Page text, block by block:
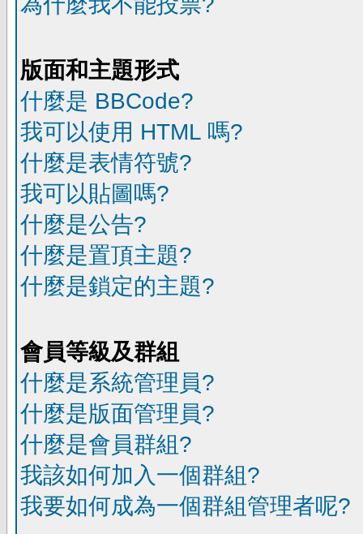
版面和主題形式
什麼是 BBCode?
我可以使用 HTML 嗎?
什麼是表情符號?
我可以貼圖嗎?
什麼是公告?
什麼是置頂主題?
什麼是鎖定的主題?
會員等級及群組
什麼是系統管理員?
什麼是版面管理員?
什麼是會員群組?
我該如何加入一個群組?
我要如何成為一個群組管理者呢?